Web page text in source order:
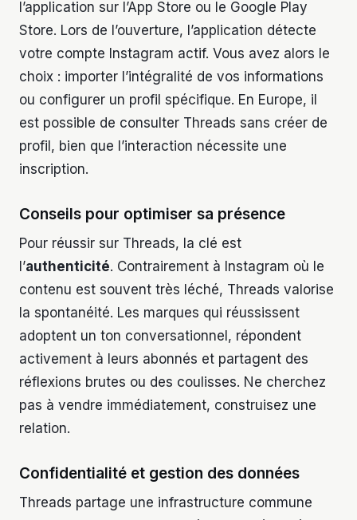
l’application sur l’App Store ou le Google Play
Store. Lors de l’ouverture, l’application détecte
votre compte Instagram actif. Vous avez alors le
choix : importer l’intégralité de vos informations
ou configurer un profil spécifique. En Europe, il
est possible de consulter Threads sans créer de
profil, bien que l’interaction nécessite une
inscription.
Conseils pour optimiser sa présence
Pour réussir sur Threads, la clé est
l’authenticité. Contrairement à Instagram où le
contenu est souvent très léché, Threads valorise
la spontanéité. Les marques qui réussissent
adoptent un ton conversationnel, répondent
activement à leurs abonnés et partagent des
réflexions brutes ou des coulisses. Ne cherchez
pas à vendre immédiatement, construisez une
relation.
Confidentialité et gestion des données
Threads partage une infrastructure commune